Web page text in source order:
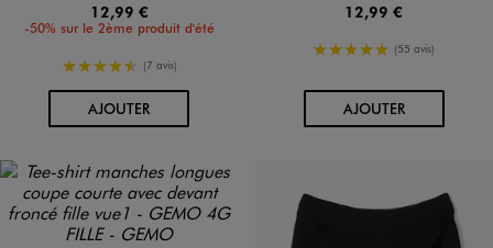
12,99 €
-50% sur le 2ème produit d'été
4.5/5 de moyenne
(7 avis)
AJOUTERAU PANIER
12,99 €
5/5 de moyenne
(55 avis)
AJOUTERAU PANIER